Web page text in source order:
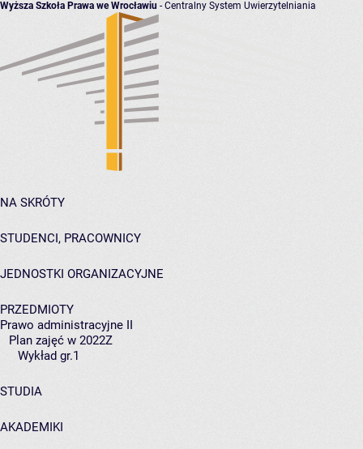
Wyższa Szkoła Prawa we Wrocławiu - Centralny System Uwierzytelniania
NA SKRÓTY
STUDENCI, PRACOWNICY
JEDNOSTKI ORGANIZACYJNE
PRZEDMIOTY
Prawo administracyjne II
Plan zajęć w 2022Z
Wykład gr.1
STUDIA
AKADEMIKI